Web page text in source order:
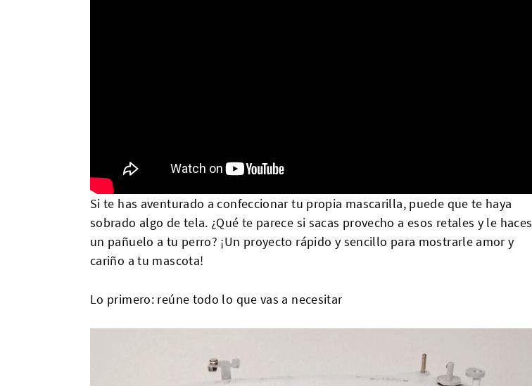
Si te has aventurado a confeccionar tu propia mascarilla, puede que te haya
sobrado algo de tela. ¿Qué te parece si sacas provecho a esos retales y le haces
un pañuelo a tu perro? ¡Un proyecto rápido y sencillo para mostrarle amor y
cariño a tu mascota!
Lo primero: reúne todo lo que vas a necesitar